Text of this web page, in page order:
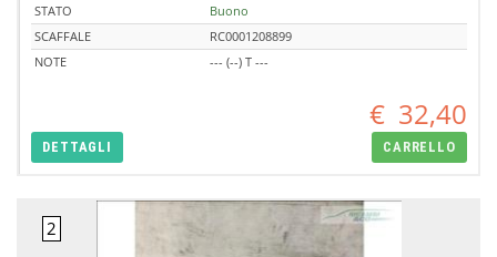
STATO
Buono
SCAFFALE
RC0001208899
NOTE
--- (--) T ---
€ 32,40
DETTAGLI CARRELLO